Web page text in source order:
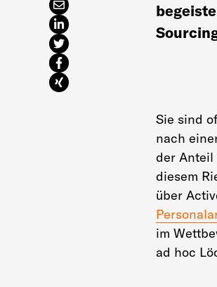
Sie sind
nach
der Anteil
diesem
über
im
ad hoc